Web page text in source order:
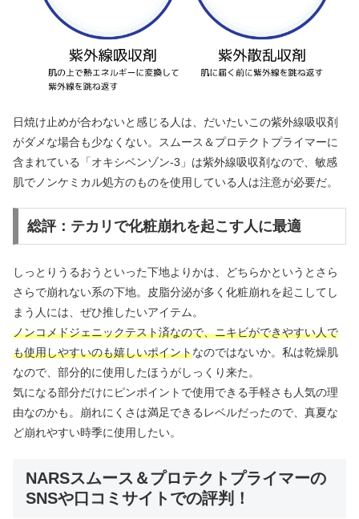
日焼け止めが合わないと感じる人は、だいたいこの紫外線吸収剤
がダメな場合も少なくない。スムース＆プロテクトプライマーに
含まれている「オキシベンゾン-3」は紫外線吸収剤なので、敏感
肌でノンケミカル処方のものを使用している人は注意が必要だ。
総評：テカリで化粧崩れを起こす人に最適
しっとりうるおうといった下地よりかは、どちらかというとさら
さらで崩れない系の下地。皮脂分泌が多く化粧崩れを起こしてし
まう人には、ぜひ推したいアイテム。
ノンコメドジェニックテスト済なので、ニキビができやすい人で
も使用しやすいのも嬉しいポイントなのではないか。私は乾燥肌
なので、部分的に使用したほうがしっくり来た。
気になる部分だけにピンポイントで使用できる手軽さも人気の理
由なのかも。崩れにくさは満足できるレベルだったので、真夏な
ど崩れやすい時季に使用したい。
NARSスムース＆プロテクトプライマーの
SNSや口コミサイトでの評判！